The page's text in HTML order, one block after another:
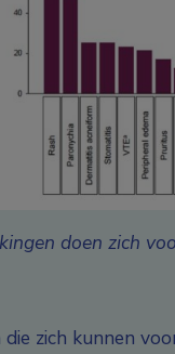
doen zich
zich kunnen